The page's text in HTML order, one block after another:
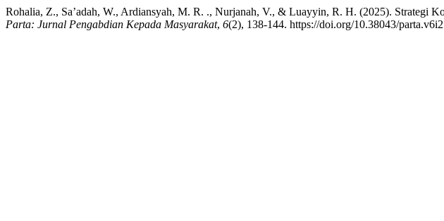
Rohalia, Z., Sa’adah, W., Ardiansyah, M. R. ., Nurjanah, V., & Luayyin, R. H. (2025). Strategi
Parta: Jurnal Pengabdian Kepada Masyarakat, 6(2), 138-144. https://doi.org/10.38043/